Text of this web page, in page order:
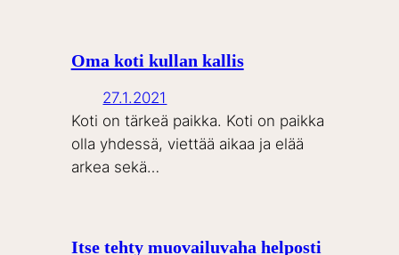
Oma koti kullan kallis
27.1.2021
Koti on tärkeä paikka. Koti on paikka
olla yhdessä, viettää aikaa ja elää
arkea sekä…
Itse tehty muovailuvaha helposti